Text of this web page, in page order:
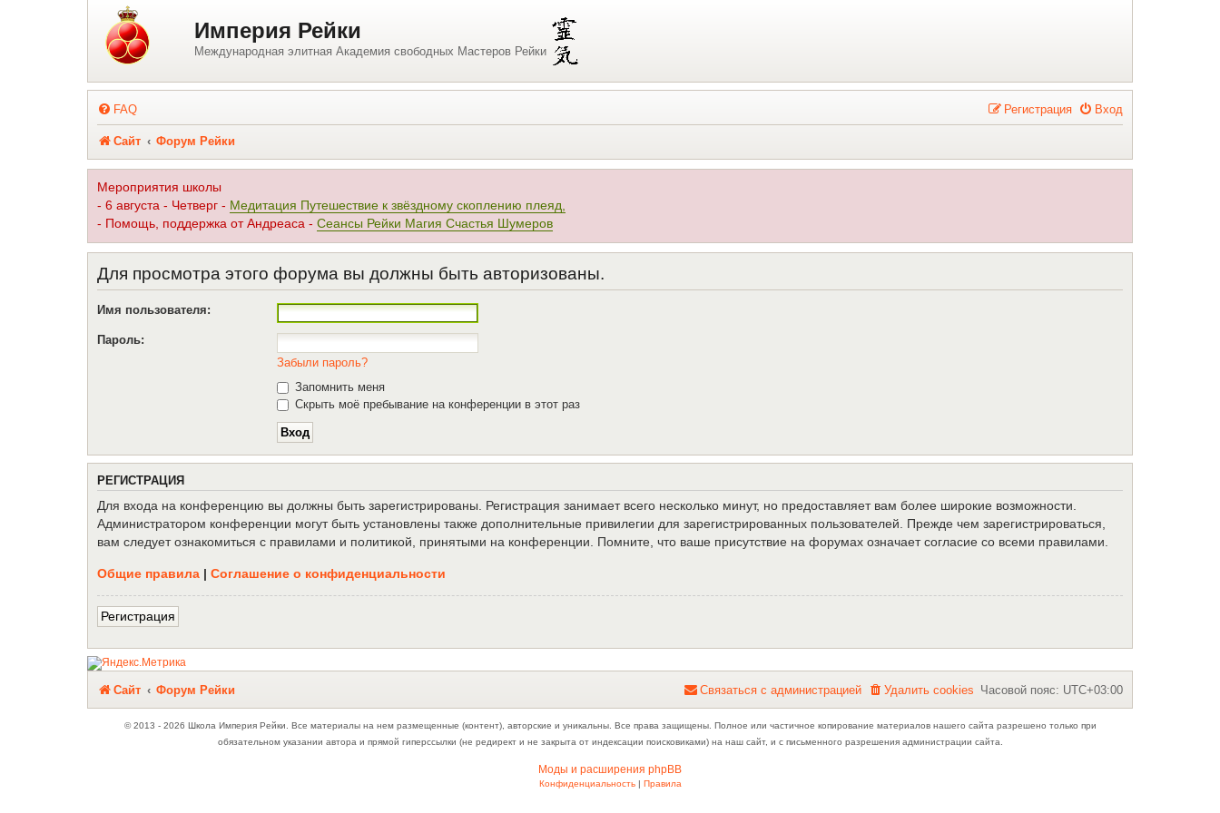
Регистрация Империя Рейки
Международная элитная Академия свободных Мастеров Рейки
FAQ Вход
Регистрация
Сайт Форум Рейки
Мероприятия школы
- 6 августа - Четверг - Медитация Путешествие к звёздному скоплению плеяд,
- Помощь, поддержка от Андреаса - Сеансы Рейки Магия Счастья Шумеров
Для просмотра этого форума вы должны быть авторизованы.
Имя пользователя:
Пароль:
Забыли пароль?
Запомнить меня
Скрыть моё пребывание на конференции в этот раз
РЕГИСТРАЦИЯ
Для входа на конференцию вы должны быть зарегистрированы. Регистрация занимает всего несколько минут, но предоставляет вам более широкие возможности.
Администратором конференции могут быть установлены также дополнительные привилегии для зарегистрированных пользователей. Прежде чем зарегистрироваться,
вам следует ознакомиться с правилами и политикой, принятыми на конференции. Помните, что ваше присутствие на форумах означает согласие со всеми правилами.
Общие правила | Соглашение о конфиденциальности
Регистрация
Сайт Форум Рейки Часовой пояс: UTC+03:00
Удалить cookies
Связаться с
Связаться с администрацией
© 2013 - 2026 Школа Империя Рейки. Все материалы на нем размещенные (контент), авторские и уникальны. Все права защищены. Полное или частичное копирование материалов нашего сайта разрешено только при
обязательном указании автора и прямой гиперссылки (не редирект и не закрыта от индексации поисковиками) на наш сайт, и с письменного разрешения администрации сайта.
Моды и расширения phpBB
Конфиденциальность| Правила